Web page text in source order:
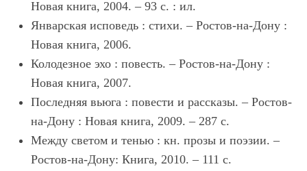
Новая книга, 2004. – 93 с. : ил.
Январская исповедь : стихи. – Ростов-на-Дону :
Новая книга, 2006.
Колодезное эхо : повесть. – Ростов-на-Дону :
Новая книга, 2007.
Последняя вьюга : повести и рассказы. – Ростов-
на-Дону : Новая книга, 2009. – 287 с.
Между светом и тенью : кн. прозы и поэзии. –
Ростов-на-Дону: Книга, 2010. – 111 с.